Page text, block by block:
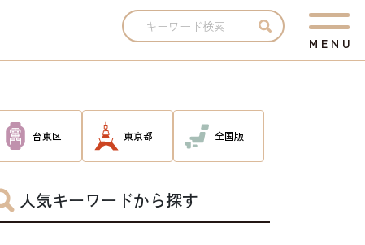
M E N U
台東区 東京都 全国版
人気キーワードから探す